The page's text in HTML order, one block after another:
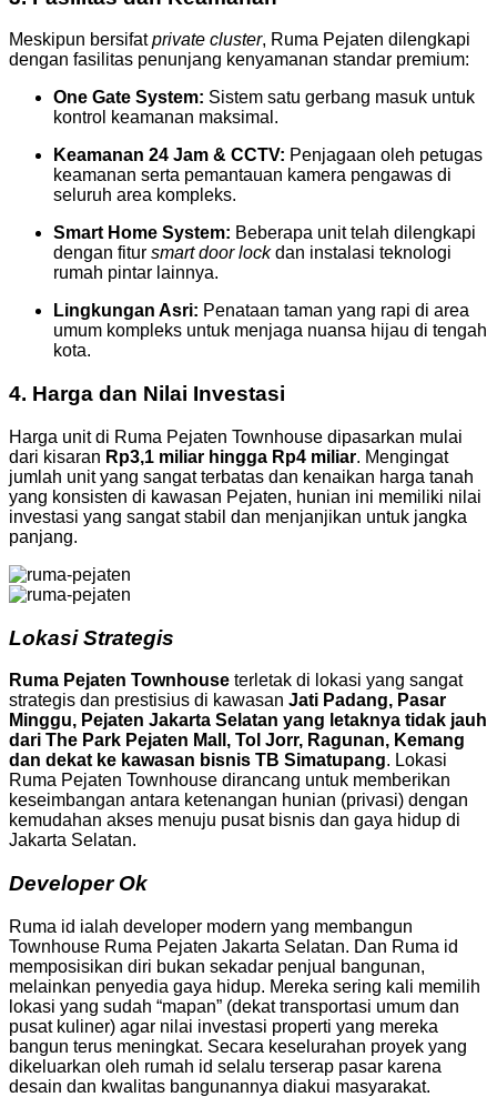
Meskipun bersifatprivate cluster, Ruma Pejaten dilengkapi
dengan fasilitas penunjang kenyamanan standar premium:
One Gate System: Sistem satu gerbang masuk untuk
kontrol keamanan maksimal.
Keamanan 24 Jam & CCTV: Penjagaan oleh petugas
keamanan serta pemantauan kamera pengawas di
seluruh area kompleks.
Smart Home System: Beberapa unit telah dilengkapi
dengan fitur smart door lockdan instalasi teknologi
rumah pintar lainnya.
Lingkungan Asri: Penataan taman yang rapi di area
umum kompleks untuk menjaga nuansa hijau di tengah
kota.
4. Harga dan Nilai Investasi
Harga unit di Ruma Pejaten Townhouse dipasarkan mulai
dari kisaran Rp3,1 miliar hingga Rp4 miliar. Mengingat
jumlah unit yang sangat terbatas dan kenaikan harga tanah
yang konsisten di kawasan Pejaten, hunian ini memiliki nilai
investasi yang sangat stabil dan menjanjikan untuk jangka
panjang.
Lokasi Strategis
Ruma Pejaten Townhouse terletak di lokasi yang sangat
strategis dan prestisius di kawasan Jati Padang, Pasar
Minggu, Pejaten Jakarta Selatan yang letaknya tidak jauh
dari The Park Pejaten Mall, Tol Jorr, Ragunan, Kemang
dan dekat ke kawasan bisnis TB Simatupang. Lokasi
Ruma Pejaten Townhouse dirancang untuk memberikan
keseimbangan antara ketenangan hunian (privasi) dengan
kemudahan akses menuju pusat bisnis dan gaya hidup di
Jakarta Selatan.
Developer Ok
Ruma id ialah developer modern yang membangun
Townhouse Ruma Pejaten Jakarta Selatan. Dan Ruma id
memposisikan diri bukan sekadar penjual bangunan,
melainkan penyedia gaya hidup. Mereka sering kali memilih
lokasi yang sudah “mapan” (dekat transportasi umum dan
pusat kuliner) agar nilai investasi properti yang mereka
bangun terus meningkat. Secara keselurahan proyek yang
dikeluarkan oleh rumah id selalu terserap pasar karena
desain dan kwalitas bangunannya diakui masyarakat.